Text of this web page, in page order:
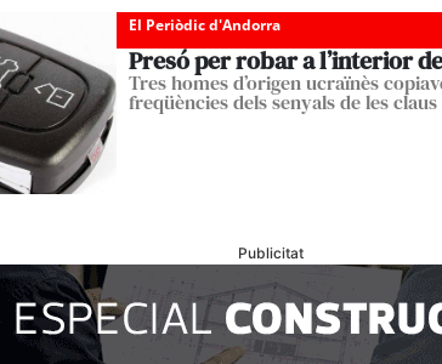
El Periòdic d'Andorra
Presó per robar a l’interior
Tres homes d’origen ucraïnès
freqüències dels senyals de les
Publicitat